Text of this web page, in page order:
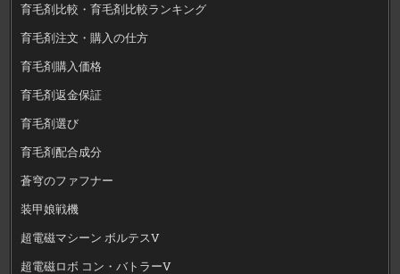
育毛剤比較・育毛剤比較ランキング
育毛剤注文・購入の仕方
育毛剤購入価格
育毛剤返金保証
育毛剤選び
育毛剤配合成分
蒼穹のファフナー
装甲娘戦機
超電磁マシーン ボルテスV
超電磁ロボ コン・バトラーV